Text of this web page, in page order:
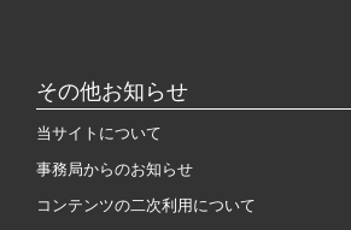
その他お知らせ
当サイトについて
事務局からのお知らせ
コンテンツの二次利用について